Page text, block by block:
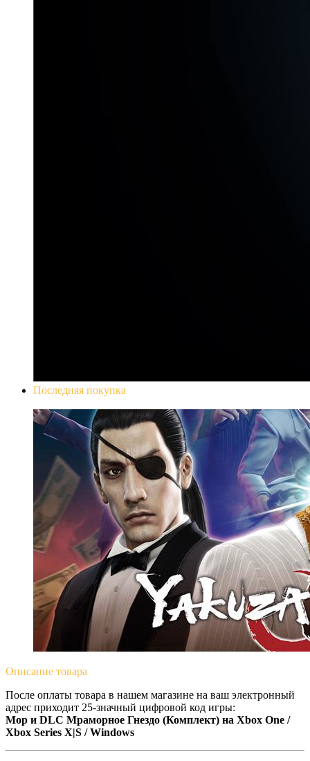
Последняя покупка
Описание товара
После оплаты товара в нашем магазине на ваш электронный
адрес приходит 25-значный цифровой код игры:
Мор и DLC Мраморное Гнездо (Комплект) на Xbox One /
Xbox Series X|S / Windows